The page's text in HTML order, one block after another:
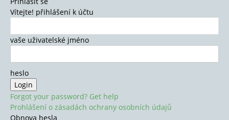
Vítejte! přihlášení k účtu
vaše uživatelské jméno
heslo
Forgot your password? Get help
Prohlášení o zásadách ochrany osobních údajů
Obnova hesla